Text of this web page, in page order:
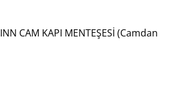
CAM KAPI MENTEŞESİ (Camdan